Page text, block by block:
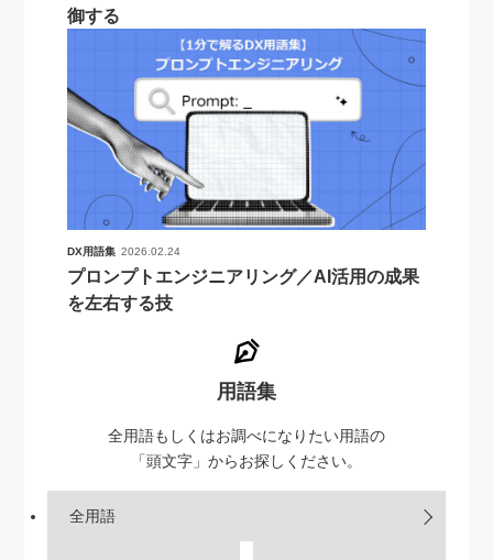
御する
DX用語集 2026.02.24
プロンプトエンジニアリング／AI活用の成果
を左右する技
用語集
全用語もしくはお調べになりたい用語の
「頭文字」からお探しください。
全用語